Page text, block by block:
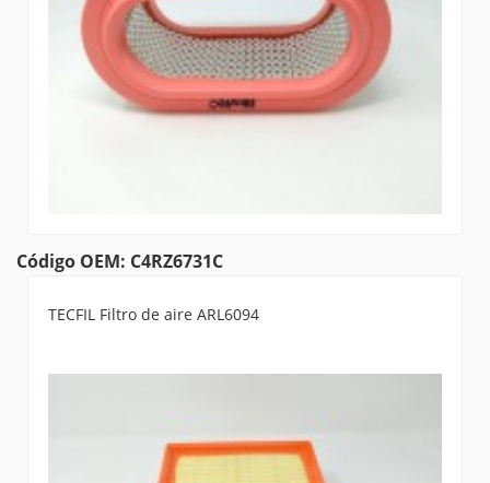
Código OEM: C4RZ6731C
TECFIL Filtro de aire ARL6094